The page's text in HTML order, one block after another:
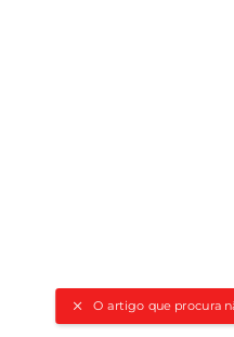
O artigo que procura